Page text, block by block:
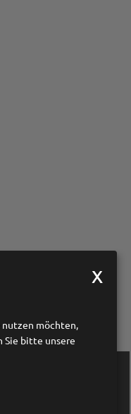
nutzen möchten,
Sie bitte unsere